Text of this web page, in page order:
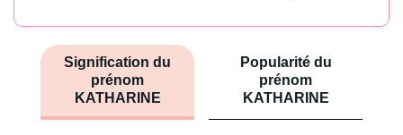
Signification du
prénom
KATHARINE
Popularité du
prénom
KATHARINE